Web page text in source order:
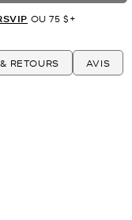
OU 75 $+
RETOURS AVIS